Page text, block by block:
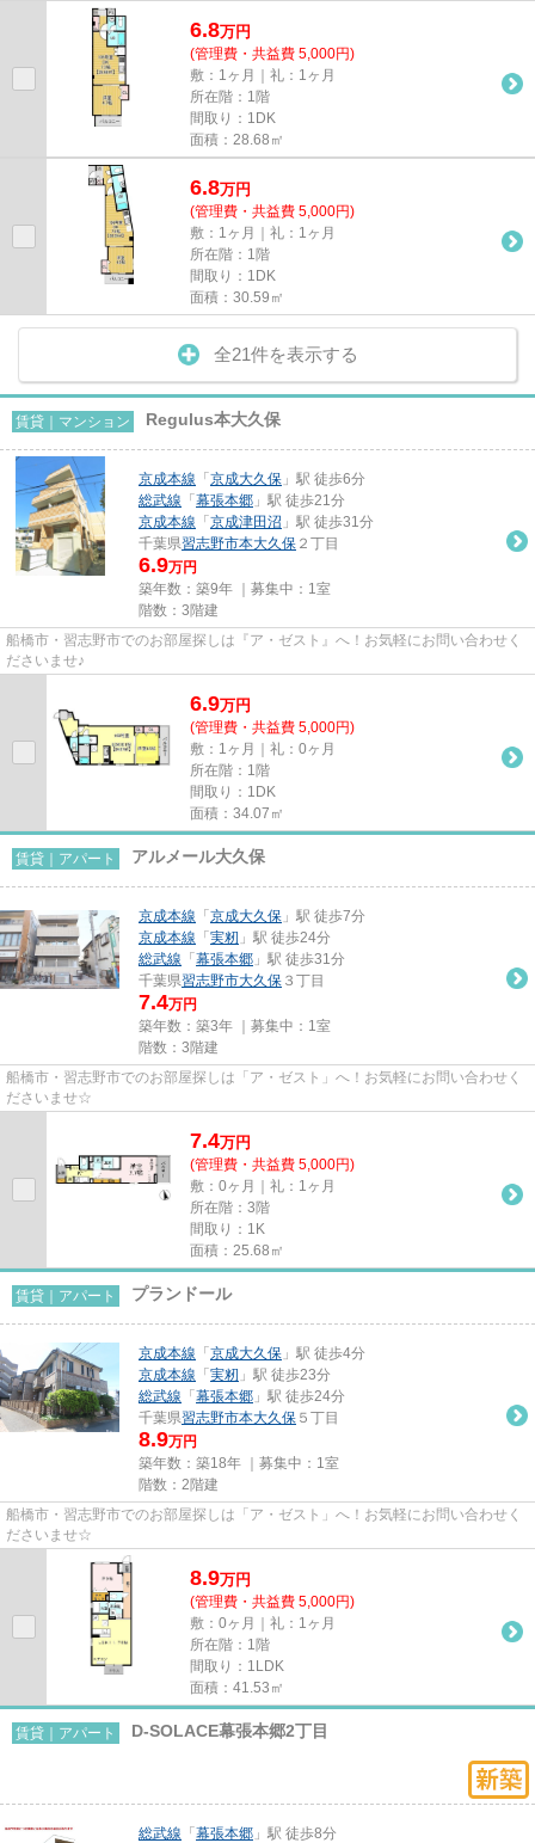
6.8万円
(管理費・共益費 5,000円)
敷：1ヶ月｜礼：1ヶ月
所在階：1階
間取り：1DK
面積：28.68㎡
6.8万円
(管理費・共益費 5,000円)
敷：1ヶ月｜礼：1ヶ月
所在階：1階
間取り：1DK
面積：30.59㎡
全21件を表示する
賃貸｜マンション Regulus本大久保
京成本線 「 京成大久保 」駅 徒歩6分
総武線 「 幕張本郷 」駅 徒歩21分
京成本線 「 京成津田沼 」駅 徒歩31分
千葉県習志野市本大久保 ２丁目
6.9万円
築年数：築9年 ｜募集中： 1室
階数：3階建
船橋市・習志野市でのお部屋探しは『ア・ゼスト』へ！お気軽にお問い合わせく
ださいませ♪
6.9万円
(管理費・共益費 5,000円)
敷：1ヶ月｜礼：0ヶ月
所在階：1階
間取り：1DK
面積：34.07㎡
賃貸｜アパート アルメール大久保
京成本線 「 京成大久保 」駅 徒歩7分
京成本線 「 実籾 」駅 徒歩24分
総武線 「 幕張本郷 」駅 徒歩31分
千葉県習志野市大久保 ３丁目
7.4万円
築年数：築3年 ｜募集中： 1室
階数：3階建
船橋市・習志野市でのお部屋探しは「ア・ゼスト」へ！お気軽にお問い合わせく
ださいませ☆
7.4万円
(管理費・共益費 5,000円)
敷：0ヶ月｜礼：1ヶ月
所在階：3階
間取り：1K
面積：25.68㎡
賃貸｜アパート プランドール
京成本線 「 京成大久保 」駅 徒歩4分
京成本線 「 実籾 」駅 徒歩23分
総武線 「 幕張本郷 」駅 徒歩24分
千葉県習志野市本大久保 ５丁目
8.9万円
築年数：築18年 ｜募集中： 1室
階数：2階建
船橋市・習志野市でのお部屋探しは「ア・ゼスト」へ！お気軽にお問い合わせく
ださいませ☆
8.9万円
(管理費・共益費 5,000円)
敷：0ヶ月｜礼：1ヶ月
所在階：1階
間取り：1LDK
面積：41.53㎡
賃貸｜アパート D-SOLACE幕張本郷2丁目
総武線 「 幕張本郷 」駅 徒歩8分